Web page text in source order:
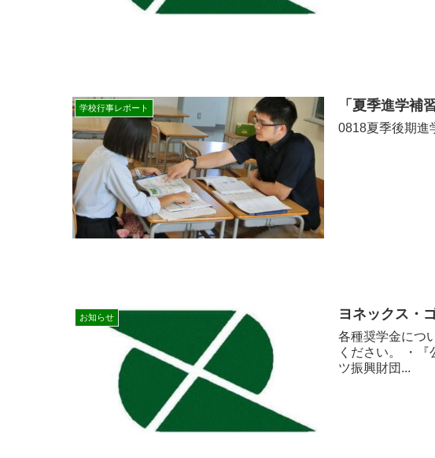
学校行事レポート 「夏季進学補
0818夏季後期進
お知らせ ヨネックス・
各種奨学金につ
ください。 ・
ツ振興財団...